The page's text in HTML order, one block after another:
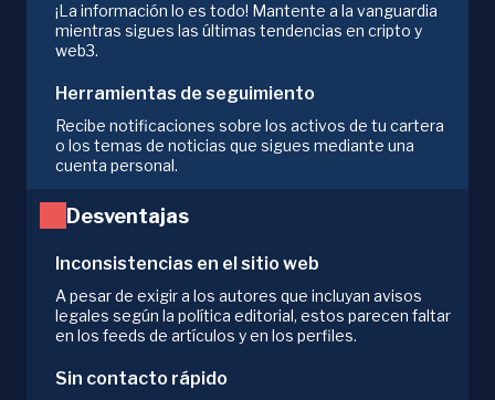
¡La información lo es todo! Mantente a la vanguardia
mientras sigues las últimas tendencias en cripto y
web3.
Herramientas de seguimiento
Recibe notificaciones sobre los activos de tu cartera
o los temas de noticias que sigues mediante una
cuenta personal.
Desventajas
Inconsistencias en el sitio web
A pesar de exigir a los autores que incluyan avisos
legales según la política editorial, estos parecen faltar
en los feeds de artículos y en los perfiles.
Sin contacto rápido